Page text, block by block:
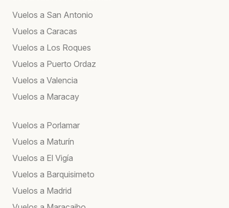
Vuelos a San Antonio
Vuelos a Caracas
Vuelos a Los Roques
Vuelos a Puerto Ordaz
Vuelos a Valencia
Vuelos a Maracay
Vuelos a Porlamar
Vuelos a Maturín
Vuelos a El Vigía
Vuelos a Barquisimeto
Vuelos a Madrid